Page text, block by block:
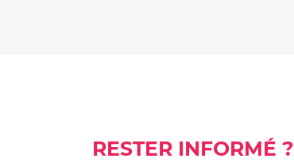
RESTER INFORMÉ ?